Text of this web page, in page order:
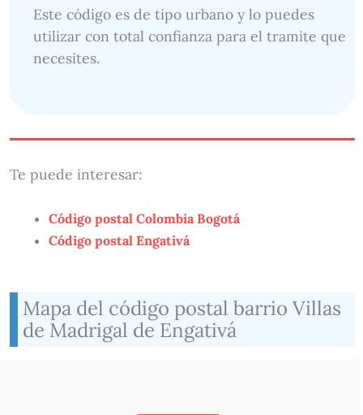
Este código es de tipo urbano y lo puedes
utilizar con total confianza para el tramite que
necesites.
Te puede interesar:
Código postal Colombia Bogotá
Código postal Engativá
Mapa del código postal barrio Villas
de Madrigal de Engativá